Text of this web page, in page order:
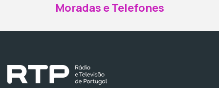
Moradas e Telefones